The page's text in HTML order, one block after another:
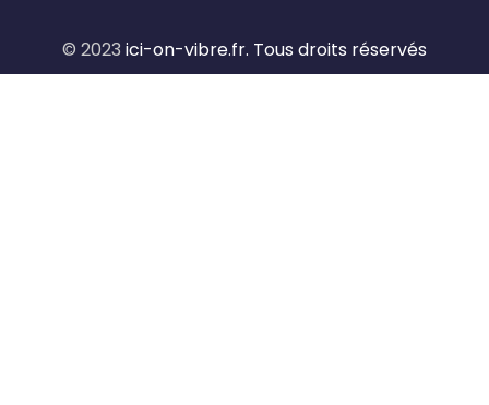
© 2023 ici-on-vibre.fr. Tous droits réservés